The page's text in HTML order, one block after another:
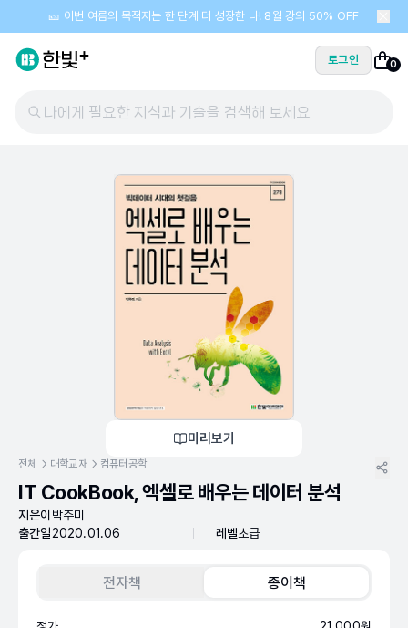
🎫 이번 여름의 목적지는 한 단계 더 성장한 나! 8월 강의 50% OFF
로그인 0
나에게 필요한 지식과 기술을 검색해 보세요.
미리보기
전체 대학교재 컴퓨터공학
IT CookBook, 엑셀로 배우는 데이터 분석
지은이 박주미
출간일2020.01.06 레벨초급
전자책 종이책